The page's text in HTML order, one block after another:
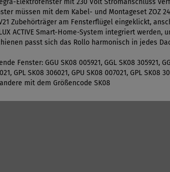
müssen mit dem Kabel- und Montageset ZOZ
Zubehörträger am Fensterflügel eingeklickt,
ACTIVE Smart-Home-System integriert
passt sich das Rollo harmonisch in jedes
Fenster: GGU SK08 005921, GGL SK08 305921,
GPL SK08 306021, GPU SK08 007021, GPL SK08
andere mit dem Größencode SK08